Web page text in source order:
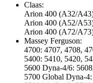
Claas:
Arion 400 (A32/
Arion 400 (A52/
Arion 400 (A72/
Massey Ferguson:
4700: 4707, 4708,
5400: 5410, 5420,
5600 Dyna-4/6:
5700 Global Dyna-